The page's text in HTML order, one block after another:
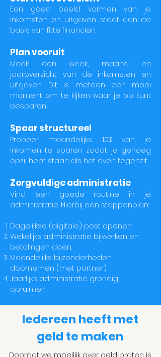
Een goed beeld vormen van je
inkomsten en uitgaven staat aan de
basis van fitte financiën.
Plan vooruit
Maak een week, maand en
jaaroverzicht van de inkomsten en
uitgaven. Dit is meteen een mooi
moment om te kijken waar je op kunt
besparen.
Spaar structureel
Probeer maandelijks 10% van je
inkomen te sparen zodat je genoeg
opzij hebt staan als het even tegenzit.
Zorgvuldige administratie
Vind een goede routine in je
administratie. Hierbij een stappenplan:
Dagelijkse (digitale) post openen.
Wekelijks administratie bijwerken en
betalingen doen.
Maandelijks bijzonderheden
doornemen (met partner).
Jaarlijks administratie grondig
opruimen.
Iedereen heeft met
geld te maken
Doordat we moeilijk over geld praten is